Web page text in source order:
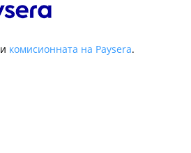
комисионната на Paysera.